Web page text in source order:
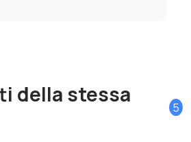
della stessa
5